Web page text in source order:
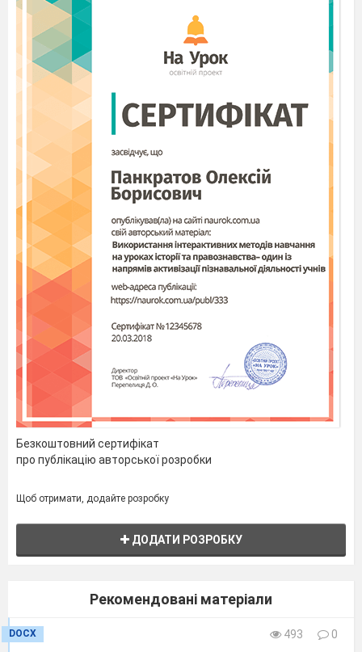
Безкоштовний сертифікат
про публікацію авторської розробки
Щоб отримати, додайте розробку
ДОДАТИ РОЗРОБКУ
Рекомендовані матеріали
DOCX 493
0